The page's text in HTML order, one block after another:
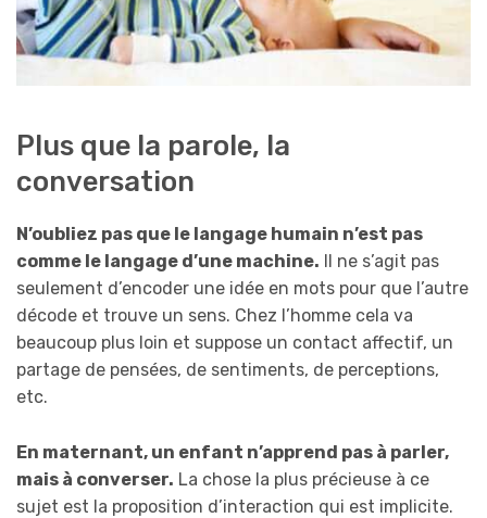
Plus que la parole, la
conversation
N’oubliez pas que le langage humain n’est pas
comme le langage d’une machine. Il ne s’agit pas
seulement d’encoder une idée en mots pour que l’autre
décode et trouve un sens. Chez l’homme cela va
beaucoup plus loin et suppose un contact affectif, un
partage de pensées, de sentiments, de perceptions,
etc.
En maternant, un enfant n’apprend pas à parler,
mais à converser. La chose la plus précieuse à ce
sujet est la proposition d’interaction qui est implicite.